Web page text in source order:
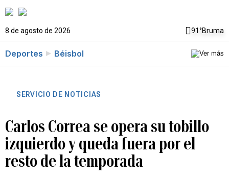
8 de agosto de 2026 91°Bruma
Deportes Béisbol
SERVICIO DE NOTICIAS
Carlos Correa se opera su tobillo
izquierdo y queda fuera por el
resto de la temporada